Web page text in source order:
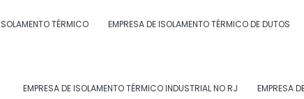
TÉRMICO EMPRESA DE ISOLAMENTO TÉRMICO DE DUTOS
EMPRESA DE ISOLAMENTO TÉRMICO INDUSTRIAL NO RJ EMPRESA